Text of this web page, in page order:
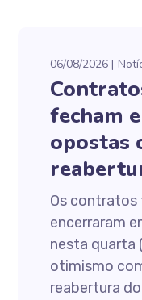
06/08/2026
fecham
opostas
Os
encerraram
nesta quarta
otimismo
reabertura